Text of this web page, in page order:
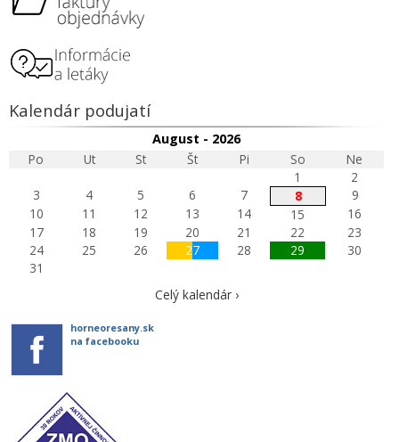
Kalendár podujatí
August - 2026
Po
Ut St Št Pi So
Ne
1
2
3
4 5 6 7 8
9
10
11 12 13 14 15
16
17
18 19 20 21 22
23
24
25 26 27 28 29
30
31
Celý kalendár ›
horneoresany.sk
na facebooku